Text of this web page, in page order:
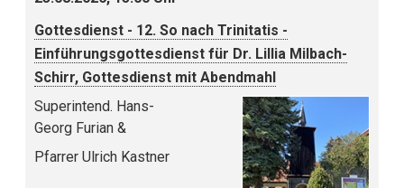
Gottesdienst - 12. So nach Trinitatis -
Einführungsgottesdienst für Dr. Lillia Milbach-
Schirr, Gottesdienst mit Abendmahl
Superintend. Hans-
Georg Furian &
Pfarrer Ulrich Kastner